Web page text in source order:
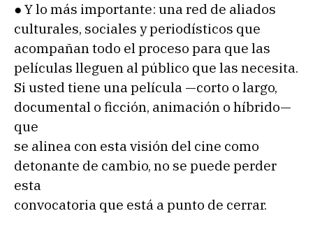
● Y lo más importante: una red de aliados
culturales, sociales y periodísticos que
acompañan todo el proceso para que las
películas lleguen al público que las necesita.
Si usted tiene una película —corto o largo,
documental o ficción, animación o híbrido—
que
se alinea con esta visión del cine como
detonante de cambio, no se puede perder
esta
convocatoria que está a punto de cerrar.